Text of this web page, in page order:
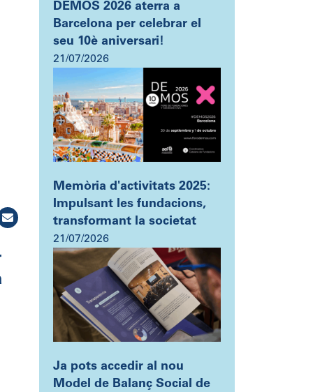
DEMOS 2026 aterra a
Barcelona per celebrar el
seu 10è aniversari!
21/07/2026
Memòria d'activitats 2025:
Impulsant les fundacions,
transformant la societat
21/07/2026
Ja pots accedir al nou
Model de Balanç Social de